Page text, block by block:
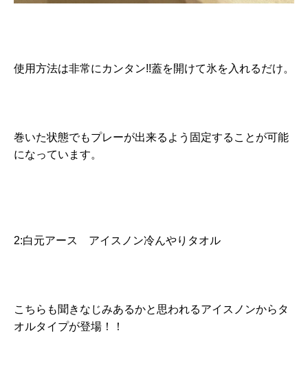
使用方法は非常にカンタン!!蓋を開けて氷を入れるだけ。
巻いた状態でもプレーが出来るよう固定することが可能
になっています。
2:白元アース アイスノン冷んやりタオル
こちらも聞きなじみあるかと思われるアイスノンからタ
オルタイプが登場！！